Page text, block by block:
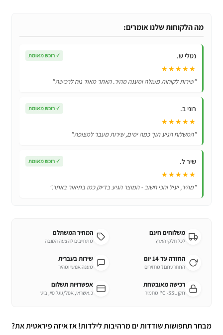
לילדות
דגמים
מה הלקוחות שלנו אומרים:
נטלי ש. ✓ רוכש מאומת
★★★★★
"שירות לקוחות מעולה ומענה מהיר. האתר מאוד נוח לרכישה."
רוני ב. ✓ רוכש מאומת
★★★★★
"המשלוח הגיע תוך כמה ימים, שירות מעבר למצופה."
שיר ל. ✓ רוכש מאומת
★★★★★
"מהיר, יעיל והכי חשוב - המוצר הגיע בדיוק כמו בתיאור באתר."
משלוחים חינם
לכל חלקי הארץ
המחיר המשתלם
מתחייבים להצעה הטובה
החזרה עד 14 יום
התחרטתם? מחזירים
שירות בעברית
מענה אנושי ומהיר
רכישה מאובטחת
תקן PCI-SSL מחמיר
אפשרויות תשלום
כ.אשראי, אפל/גוגל פיי, ביט
מבחר תחפושות שודדות ים מרהיבות לילדות! אז איזה פיראטית את?